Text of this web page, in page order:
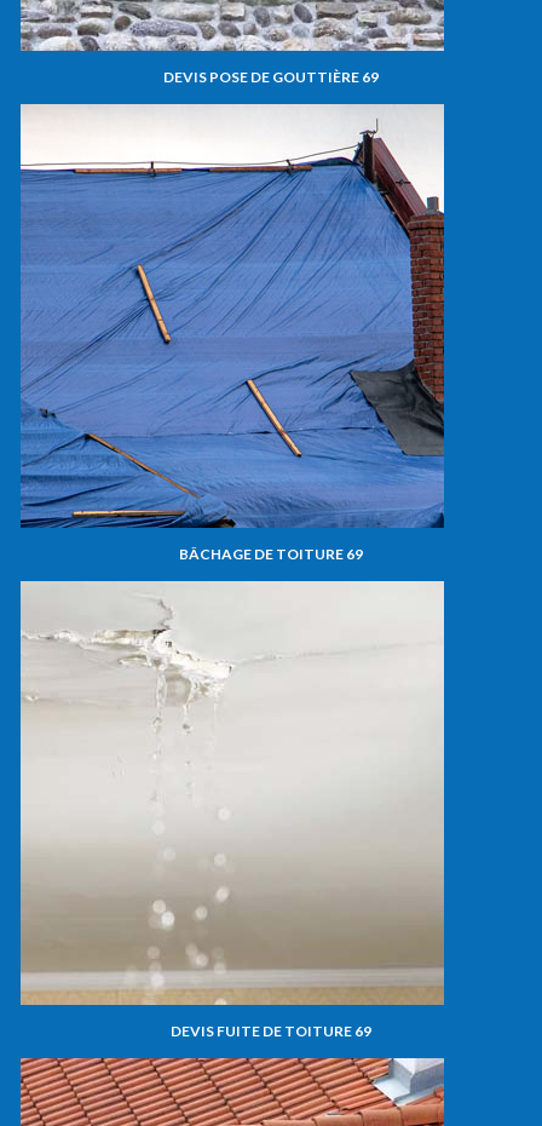
DEVIS POSE DE GOUTTIÈRE 69
BÂCHAGE DE TOITURE 69
DEVIS FUITE DE TOITURE 69